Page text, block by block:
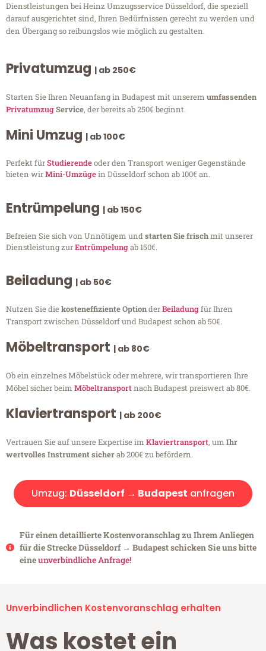
Dienstleistungen bei Heinz Umzugsservice Düsseldorf, die speziell
darauf ausgerichtet sind, Ihren Bedürfnissen gerecht zu werden und
den Übergang so reibungslos wie möglich zu gestalten.
Privatumzug | ab 250€
Starten Sie Ihren Neuanfang in Budapest mit unserem umfassenden
PrivatumzugService, der bereits ab 250€ beginnt.
Mini Umzug | ab 100€
Perfekt fürStudierendeoder den Transport weniger Gegenstände
bieten wirMini-Umzügein Düsseldorf schon ab 100€ an.
Entrümpelung | ab 150€
Befreien Sie sich von Unnötigem undstarten Sie frischmit unserer
Dienstleistung zurEntrümpelungab 150€.
Beiladung | ab 50€
Nutzen Sie diekosteneffiziente OptionderBeiladungfür Ihren
Transport zwischen Düsseldorf und Budapest schon ab 50€.
Möbeltransport | ab 80€
Ob ein einzelnes Möbelstück oder mehrere, wir transportieren Ihre
Möbel sicher beim Möbeltransportnach Budapest preiswert ab 80€.
Klaviertransport | ab 200€
Vertrauen Sie auf unsere Expertise im Klaviertransport, um Ihr
wertvolles Instrument sicherab 200€ zu befördern.
Umzug: Düsseldorf → Budapest anfragen
Für einen detaillierte Kostenvoranschlag zu Ihrem Anliegen
für die Strecke Düsseldorf → Budapest schicken Sie uns bitte
eineunverbindliche Anfrage!
Unverbindlichen Kostenvoranschlag erhalten
Was kostet ein